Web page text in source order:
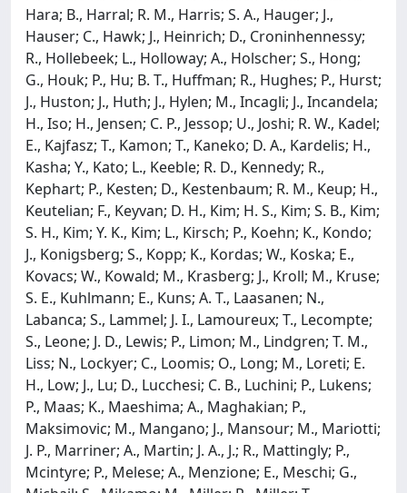
Hara; B., Harral; R. M., Harris; S. A., Hauger; J.,
Hauser; C., Hawk; J., Heinrich; D., Croninhennessy;
R., Hollebeek; L., Holloway; A., Holscher; S., Hong;
G., Houk; P., Hu; B. T., Huffman; R., Hughes; P., Hurst;
J., Huston; J., Huth; J., Hylen; M., Incagli; J., Incandela;
H., Iso; H., Jensen; C. P., Jessop; U., Joshi; R. W., Kadel;
E., Kajfasz; T., Kamon; T., Kaneko; D. A., Kardelis; H.,
Kasha; Y., Kato; L., Keeble; R. D., Kennedy; R.,
Kephart; P., Kesten; D., Kestenbaum; R. M., Keup; H.,
Keutelian; F., Keyvan; D. H., Kim; H. S., Kim; S. B., Kim;
S. H., Kim; Y. K., Kim; L., Kirsch; P., Koehn; K., Kondo;
J., Konigsberg; S., Kopp; K., Kordas; W., Koska; E.,
Kovacs; W., Kowald; M., Krasberg; J., Kroll; M., Kruse;
S. E., Kuhlmann; E., Kuns; A. T., Laasanen; N.,
Labanca; S., Lammel; J. I., Lamoureux; T., Lecompte;
S., Leone; J. D., Lewis; P., Limon; M., Lindgren; T. M.,
Liss; N., Lockyer; C., Loomis; O., Long; M., Loreti; E.
H., Low; J., Lu; D., Lucchesi; C. B., Luchini; P., Lukens;
P., Maas; K., Maeshima; A., Maghakian; P.,
Maksimovic; M., Mangano; J., Mansour; M., Mariotti;
J. P., Marriner; A., Martin; J. A., J.; R., Mattingly; P.,
Mcintyre; P., Melese; A., Menzione; E., Meschi; G.,